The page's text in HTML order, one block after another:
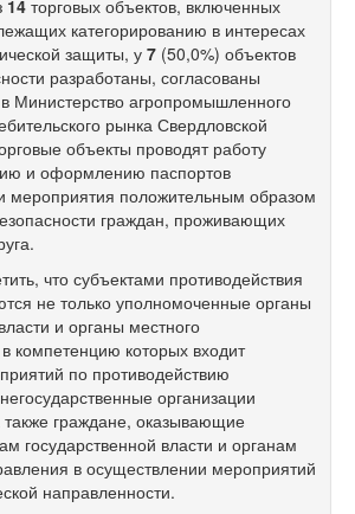
14 торговых объектов, включенных
категорированию в интересах
защиты, у 7 (50,0%) объектов
разработаны, согласованы
Министерство агропромышленного
рынка Свердловской
объекты проводят работу
и оформлению паспортов
мероприятия положительным образом
граждан, проживающих
что субъектами противодействия
не только уполномоченные органы
и органы местного
компетенцию которых входит
по противодействию
организации
граждане, оказывающие
государственной власти и органам
в осуществлении мероприятий
направленности.